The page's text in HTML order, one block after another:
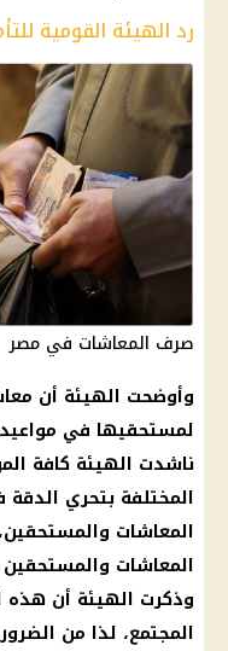
رد الهيئة القومية
صرف المعاشات في مصر
وأوضحت الهيئة أن
لمستحقيها في
ناشدت الهيئة كافة
المختلفة بتحري
المعاشات
المعاشات
وذكرت الهيئة أن هذه
المجتمع، لذا من